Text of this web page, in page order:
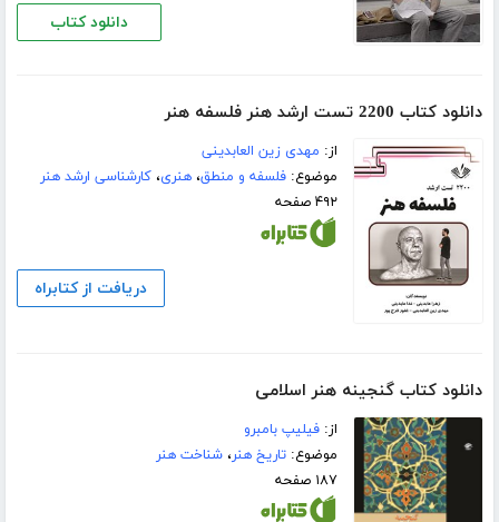
دانلود کتاب
دانلود کتاب 2200 تست ارشد هنر فلسفه هنر
از: مهدی زین العابدینی
موضوع:فلسفه و منطق،هنری،کارشناسی ارشد هنر
۴۹۲ صفحه
دریافت از کتابراه
دانلود کتاب گنجینه هنر اسلامی
از:فیلیپ بامبرو
موضوع:تاریخ هنر،شناخت هنر
۱۸۷ صفحه